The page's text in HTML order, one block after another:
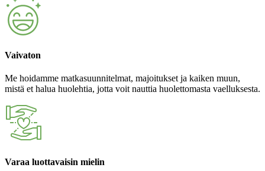
Vaivaton
Me hoidamme matkasuunnitelmat, majoitukset ja kaiken muun,
mistä et halua huolehtia, jotta voit nauttia huolettomasta vaelluksesta.
Varaa luottavaisin mielin